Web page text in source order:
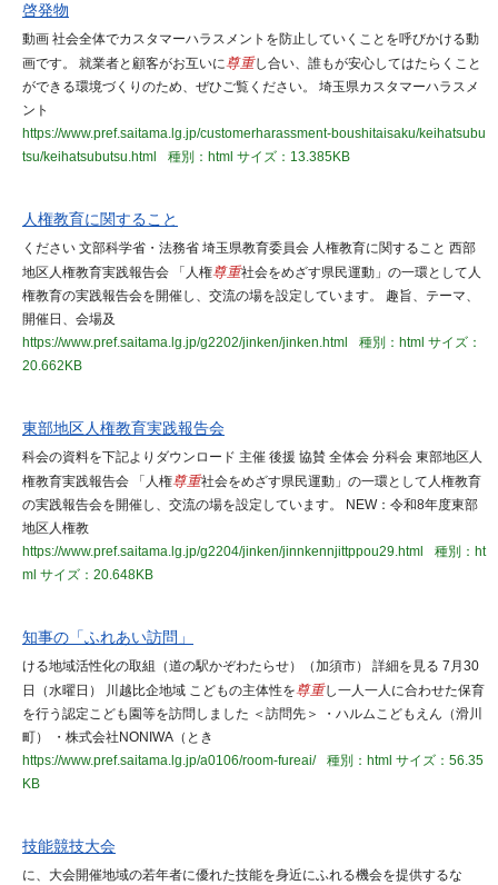
啓発物
動画 社会全体でカスタマーハラスメントを防止していくことを呼びかける動
画です。 就業者と顧客がお互いに尊重し合い、誰もが安心してはたらくこと
ができる環境づくりのため、ぜひご覧ください。 埼玉県カスタマーハラスメ
ント
https://www.pref.saitama.lg.jp/customerharassment-boushitaisaku/keihatsubu
tsu/keihatsubutsu.html
種別：html サイズ：13.385KB
人権教育に関すること
ください 文部科学省・法務省 埼玉県教育委員会 人権教育に関すること 西部
地区人権教育実践報告会 「人権尊重社会をめざす県民運動」の一環として人
権教育の実践報告会を開催し、交流の場を設定しています。 趣旨、テーマ、
開催日、会場及
https://www.pref.saitama.lg.jp/g2202/jinken/jinken.html
種別：html サイズ：
20.662KB
東部地区人権教育実践報告会
科会の資料を下記よりダウンロード 主催 後援 協賛 全体会 分科会 東部地区人
権教育実践報告会 「人権尊重社会をめざす県民運動」の一環として人権教育
の実践報告会を開催し、交流の場を設定しています。 NEW：令和8年度東部
地区人権教
https://www.pref.saitama.lg.jp/g2204/jinken/jinnkennjittppou29.html
種別：ht
ml サイズ：20.648KB
知事の「ふれあい訪問」
ける地域活性化の取組（道の駅かぞわたらせ）（加須市） 詳細を見る 7月30
日（水曜日） 川越比企地域 こどもの主体性を尊重し一人一人に合わせた保育
を行う認定こども園等を訪問しました ＜訪問先＞ ・ハルムこどもえん（滑川
町） ・株式会社NONIWA（とき
https://www.pref.saitama.lg.jp/a0106/room-fureai/
種別：html サイズ：56.35
KB
技能競技大会
に、大会開催地域の若年者に優れた技能を身近にふれる機会を提供するな